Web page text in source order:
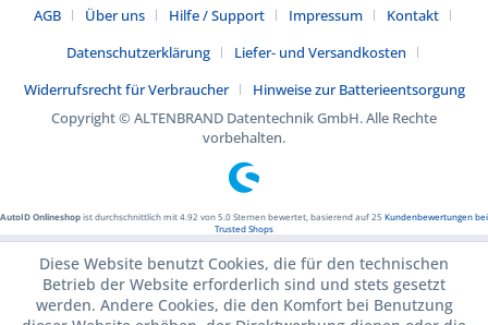
AGB Über uns Hilfe / Support Impressum
Kontakt
Datenschutzerklärung
Liefer- und Versandkosten
Widerrufsrecht für Verbraucher
Hinweise zur Batterieentsorgung
Copyright © ALTENBRAND Datentechnik GmbH. Alle Rechte
vorbehalten.
AutoID Onlineshopist durchschnittlich mit4.92 von5.0Sternen bewertet, basierend auf25 Kundenbewertungen bei
Trusted Shops
Diese Website benutzt Cookies, die für den technischen
Betrieb der Website erforderlich sind und stets gesetzt
werden. Andere Cookies, die den Komfort bei Benutzung